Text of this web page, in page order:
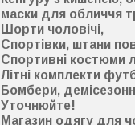
маски для обличчя
Шорти чоловічі,
Спортівки, штани
Спортивні костюми
Літні комплекти
Бомбери,
Уточнюйте!
Магазин одягу для